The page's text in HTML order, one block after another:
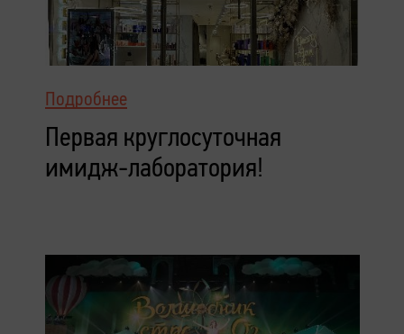
Подробнее
Первая круглосуточная
имидж-лаборатория!